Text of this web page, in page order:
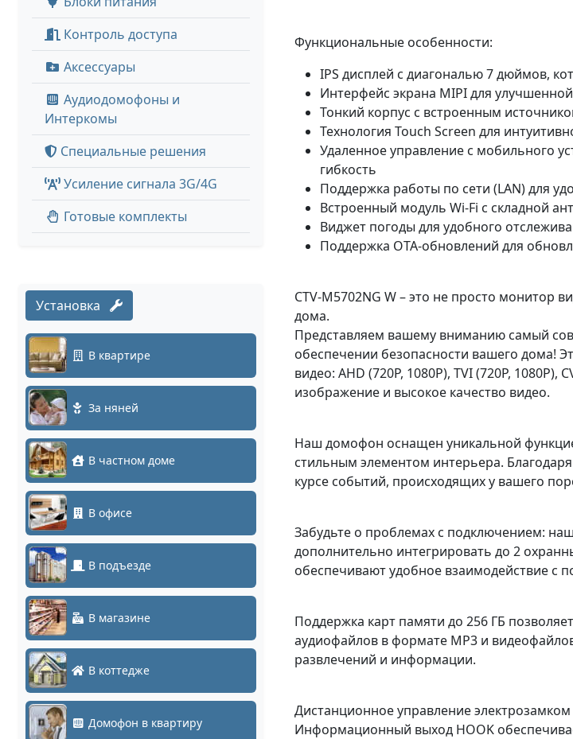
Контроль доступа
Аксессуары
Аудиодомофоны и
Интеркомы
Специальные решения
Усиление сигнала 3G/4G
Готовые комплекты
Установка
В квартире
За няней
В частном доме
В офисе
В подъезде
В магазине
В коттедже
Домофон в квартиру
Функциональные особенности:
IPS дисплей с диагональю 7 дюймов,
Интерфейс экрана MIPI для
Тонкий корпус с встроенным
Технология Touch Screen для
Удаленное управление с мобильного
гибкость
Поддержка работы по сети (LAN) для
Встроенный модуль Wi-Fi с складной
Виджет погоды для удобного
Поддержка OTA-обновлений для
CTV-M5702NG W – это не просто
дома.
Представляем вашему вниманию самый
обеспечении безопасности вашего дома!
видео: AHD (720P, 1080P), TVI (720P, 1080P),
изображение и высокое качество видео.
Наш домофон оснащен уникальной
стильным элементом интерьера.
курсе событий, происходящих у вашего
Забудьте о проблемах с подключением:
дополнительно интегрировать до 2
обеспечивают удобное взаимодействие с
Поддержка карт памяти до 256 ГБ
аудиофайлов в формате MP3 и
развлечений и информации.
Дистанционное управление
Информационный выход HOOK